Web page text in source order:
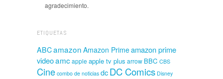
agradecimiento.
ETIQUETAS
ABCamazon Amazon Primeamazon prime
videoamcapple apple tv plus arrow BBC CBS
Cine combo de noticias dcDC Comics Disney